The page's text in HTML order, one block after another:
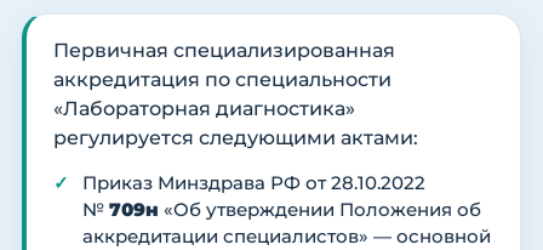
Первичная специализированная
аккредитация по специальности
«Лабораторная диагностика»
регулируется следующими актами:
Приказ Минздрава РФ от 28.10.2022
№ 709н «Об утверждении Положения об
аккредитации специалистов» — основной